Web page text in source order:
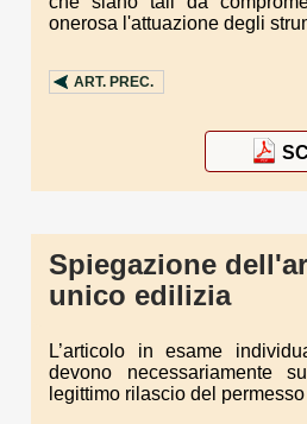
onerosa l'attuazione degli
ART. PREC.
Spiegazione
unico edilizia
L’articolo in esame
devono necessariamente
legittimo rilascio del